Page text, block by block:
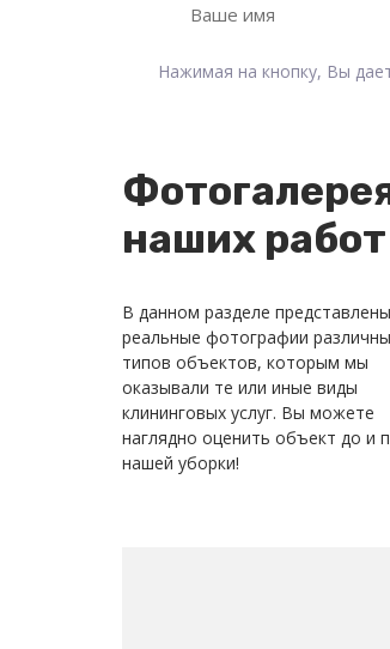
Нажимая на кнопку, Вы
наших работ
В данном разделе представлены
реальные фотографии
типов объектов, которым мы
оказывали те или иные виды
клининговых услуг. Вы можете
наглядно оценить объект до и
нашей уборки!